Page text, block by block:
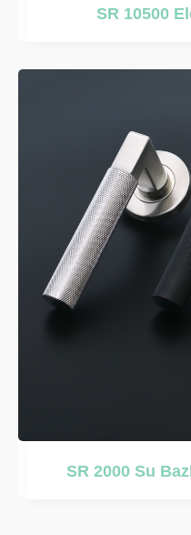
SR 10500
SR 2000 Su